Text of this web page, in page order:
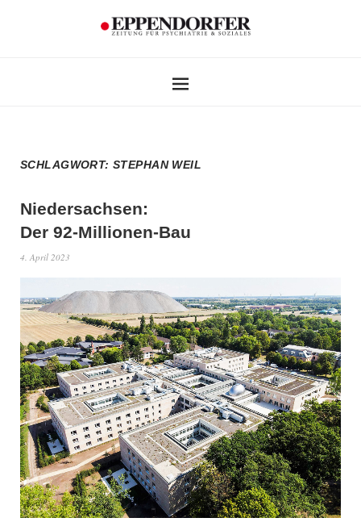
SCHLAGWORT:STEPHAN WEIL
Niedersachsen:
Der 92-Millionen-Bau
4. April 2023